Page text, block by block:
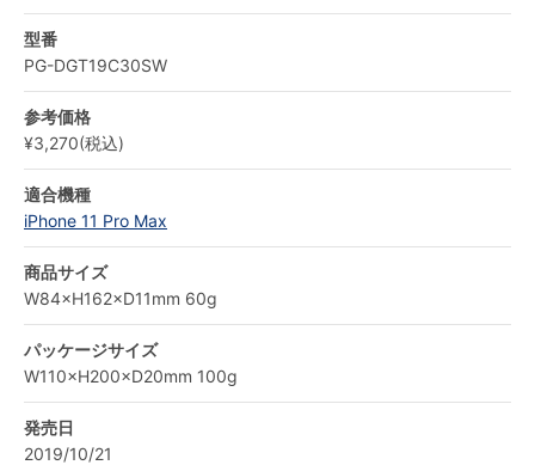
型番
PG-DGT19C30SW
参考価格
¥3,270(税込)
適合機種
iPhone 11 Pro Max
商品サイズ
W84×H162×D11mm 60g
パッケージサイズ
W110×H200×D20mm 100g
発売日
2019/10/21